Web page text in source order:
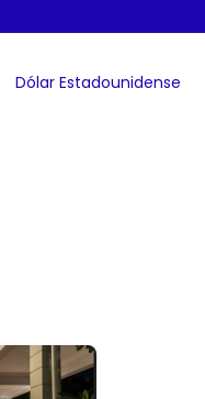
Dólar Estadounidense